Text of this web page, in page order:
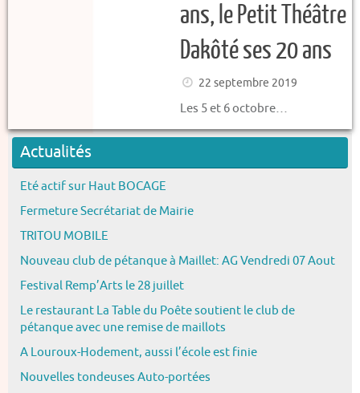
ans, le Petit Théâtre
Dakôté ses 20 ans
22 septembre 2019
Les 5 et 6 octobre…
Actualités
Eté actif sur Haut BOCAGE
Fermeture Secrétariat de Mairie
TRITOU MOBILE
Nouveau club de pétanque à Maillet: AG Vendredi 07 Aout
Festival Remp’Arts le 28 juillet
Le restaurant La Table du Poête soutient le club de
pétanque avec une remise de maillots
A Louroux-Hodement, aussi l’école est finie
Nouvelles tondeuses Auto-portées